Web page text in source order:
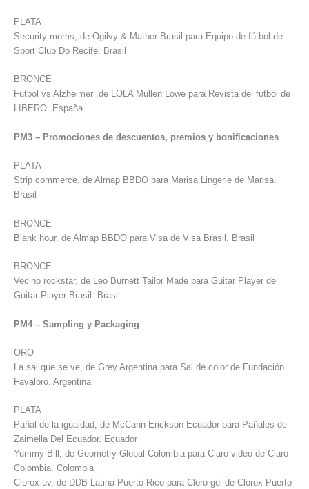
PLATA
Security moms, de Ogilvy & Mather Brasil para Equipo de fútbol de
Sport Club Do Recife. Brasil
BRONCE
Futbol vs Alzheimer ,de LOLA Mullen Lowe para Revista del fútbol de
LIBERO. España
PM3 – Promociones de descuentos, premios y bonificaciones
PLATA
Strip commerce, de Almap BBDO para Marisa Lingerie de Marisa.
Brasil
BRONCE
Blank hour, de Almap BBDO para Visa de Visa Brasil. Brasil
BRONCE
Vecino rockstar, de Leo Burnett Tailor Made para Guitar Player de
Guitar Player Brasil. Brasil
PM4 – Sampling y Packaging
ORO
La sal que se ve, de Grey Argentina para Sal de color de Fundación
Favaloro. Argentina
PLATA
Pañal de la igualdad, de McCann Erickson Ecuador para Pañales de
Zaimella Del Ecuador. Ecuador
Yummy Bill, de Geometry Global Colombia para Claro video de Claro
Colombia. Colombia
Clorox uv, de DDB Latina Puerto Rico para Cloro gel de Clorox Puerto